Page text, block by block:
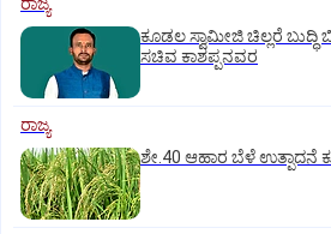
ಕೂಡಲ ಸ್ವಾಮೀಜಿ ಚಿಲ್ಲರೆ ಬುದ್ಧಿ
ಸಚಿವ ಕಾಶಪ್ಪನವರ
ರಾಜ್ಯ
ಶೇ.40 ಆಹಾರ ಬೆಳೆ ಉತ್ಪಾದನೆ